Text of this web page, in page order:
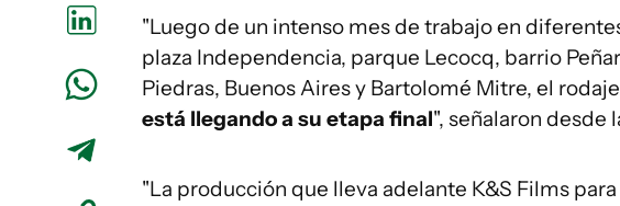
"Luego de un intenso mes de trabajo en
plaza Independencia, parque Lecocq, barrio
Piedras, Buenos Aires y Bartolomé Mitre, el
está llegando a su etapa final", señalaron desde
"La producción que lleva adelante K&S Films